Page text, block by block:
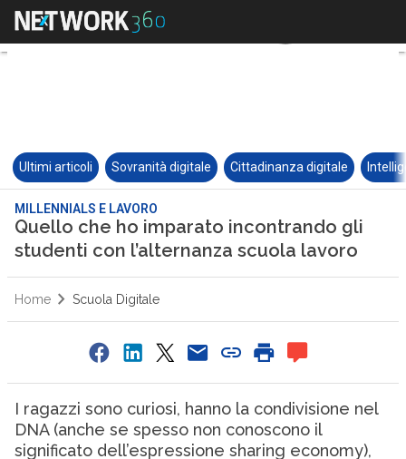
Ultimi articoli Sovranità digitale Cittadinanza digitale
MILLENNIALS E LAVORO
Quello che ho imparato incontrando gli
studenti con l’alternanza scuola lavoro
Home Scuola Digitale
I ragazzi sono curiosi, hanno la condivisione nel
DNA (anche se spesso non conoscono il
significato dell’espressione sharing economy),